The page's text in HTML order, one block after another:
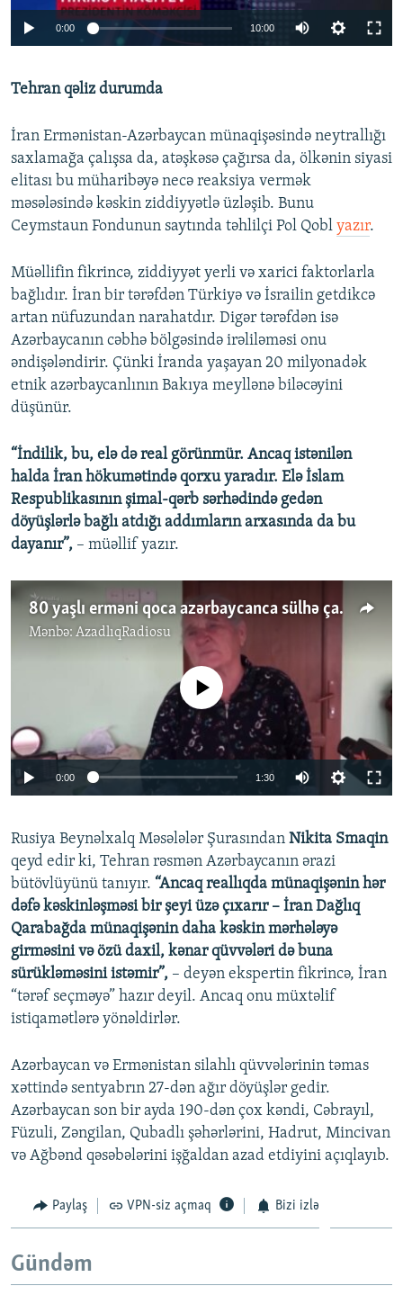
720p 1080p
0:00 10:00
720p
1080p
Tehran qəliz durumda
İran Ermənistan-Azərbaycan münaqişəsində neytrallığı
saxlamağa çalışsa da, atəşkəsə çağırsa da, ölkənin siyasi
elitası bu müharibəyə necə reaksiya vermək
məsələsində kəskin ziddiyyətlə üzləşib. Bunu
Ceymstaun Fondunun saytında təhlilçi Pol Qobl yazır.
Müəllifin fikrincə, ziddiyyət yerli və xarici faktorlarla
bağlıdır. İran bir tərəfdən Türkiyə və İsrailin getdikcə
artan nüfuzundan narahatdır. Digər tərəfdən isə
Azərbaycanın cəbhə bölgəsində irəliləməsi onu
əndişələndirir. Çünki İranda yaşayan 20 milyonadək
etnik azərbaycanlının Bakıya meyllənə biləcəyini
düşünür.
“İndilik, bu, elə də real görünmür. Ancaq istənilən
halda İran hökumətində qorxu yaradır. Elə İslam
Respublikasının şimal-qərb sərhədində gedən
döyüşlərlə bağlı atdığı addımların arxasında da bu
dayanır”, – müəllif yazır.
80 yaşlı erməni qoca azərbaycanca sülhə çağırır
Mənbə: AzadlıqRadiosu
Auto 240p 360p 480p
720p 1080p
No media source currently available
0:00 1:30
360p
480p
720p
1080p
Rusiya Beynəlxalq Məsələlər Şurasından Nikita Smaqin
qeyd edir ki, Tehran rəsmən Azərbaycanın ərazi
bütövlüyünü tanıyır. “Ancaq reallıqda münaqişənin hər
dəfə kəskinləşməsi bir şeyi üzə çıxarır – İran Dağlıq
Qarabağda münaqişənin daha kəskin mərhələyə
girməsini və özü daxil, kənar qüvvələri də buna
sürükləməsini istəmir”, – deyən ekspertin fikrincə, İran
“tərəf seçməyə” hazır deyil. Ancaq onu müxtəlif
istiqamətlərə yönəldirlər.
Azərbaycan və Ermənistan silahlı qüvvələrinin təmas
xəttində sentyabrın 27-dən ağır döyüşlər gedir.
Azərbaycan son bir ayda 190-dən çox kəndi, Cəbrayıl,
Füzuli, Zəngilan, Qubadlı şəhərlərini, Hadrut, Mincivan
və Ağbənd qəsəbələrini işğaldan azad etdiyini açıqlayıb.
Paylaş VPN-siz açmaq Bizi izlə
Gündəm